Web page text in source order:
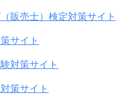
販売士）検定対策サイト
サイト
対策サイト
策サイト